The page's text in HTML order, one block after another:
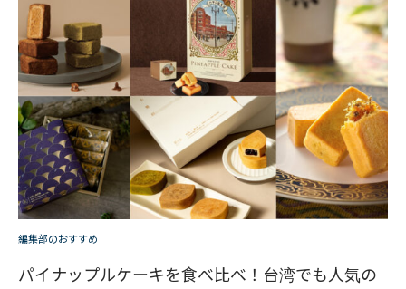
編集部のおすすめ
パイナップルケーキを食べ比べ！台湾でも人気の